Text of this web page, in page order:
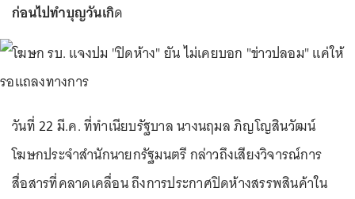
ก่อนไปทำบุญวันเกิด
วันที่ 22 มี.ค. ที่ทำเนียบรัฐบาล นางนฤมล ภิญโญสินวัฒน์
โฆษกประจำสำนักนายกรัฐมนตรี กล่าวถึงเสียงวิจารณ์การ
สื่อสารที่คลาดเคลื่อน ถึงการประกาศปิดห้างสรรพสินค้าใน